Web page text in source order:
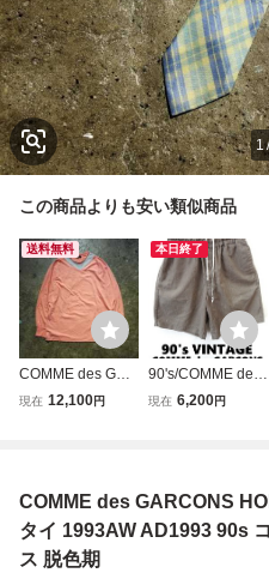
1/
この商品よりも安い類似商品
送料無料
COMME des GAR
CONS HOMME P
ンオムプリュス
現在 12,100円
本日終了
90's/COMME des
GARCONS HOM
ーフパンツ/ショー
トパンツ/Sisize/茶
現在 6,200円
COMME des GARCONS
タイ 1993AW AD1993 90s
ス 脱色期